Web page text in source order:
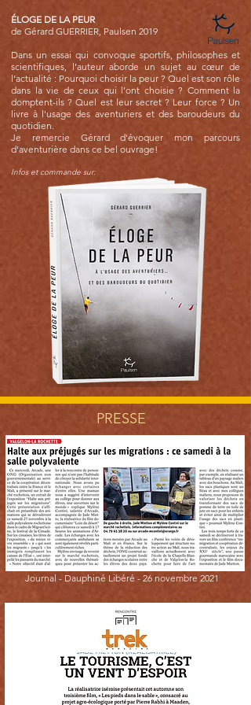
ÉLOGE DE LA PEUR
de Gérard GUERRIER, Paulsen 2019
Dans un essai qui convoque sportifs, philosophes et
scientifiques, l’auteur aborde un sujet au cœur de
l’actualité : Pourquoi choisir la peur ? Quel est son rôle
dans la vie de ceux qui l’ont choisie ? Comment la
domptent-ils ? Quel est leur secret ? Leur force ? Un
livre à l'usage des aventuriers et des baroudeurs du
quotidien.
Je remercie Gérard d'évoquer mon parcours
d'aventurière dans ce bel ouvrage!
Infos et commande sur:
PRESSE
Journal - Dauphiné Libéré - 26 novembre 2021